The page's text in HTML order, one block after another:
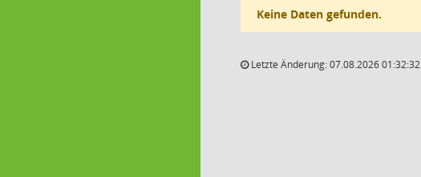
Keine Daten gefunden.
Letzte Änderung: 07.08.2026 01:32:32